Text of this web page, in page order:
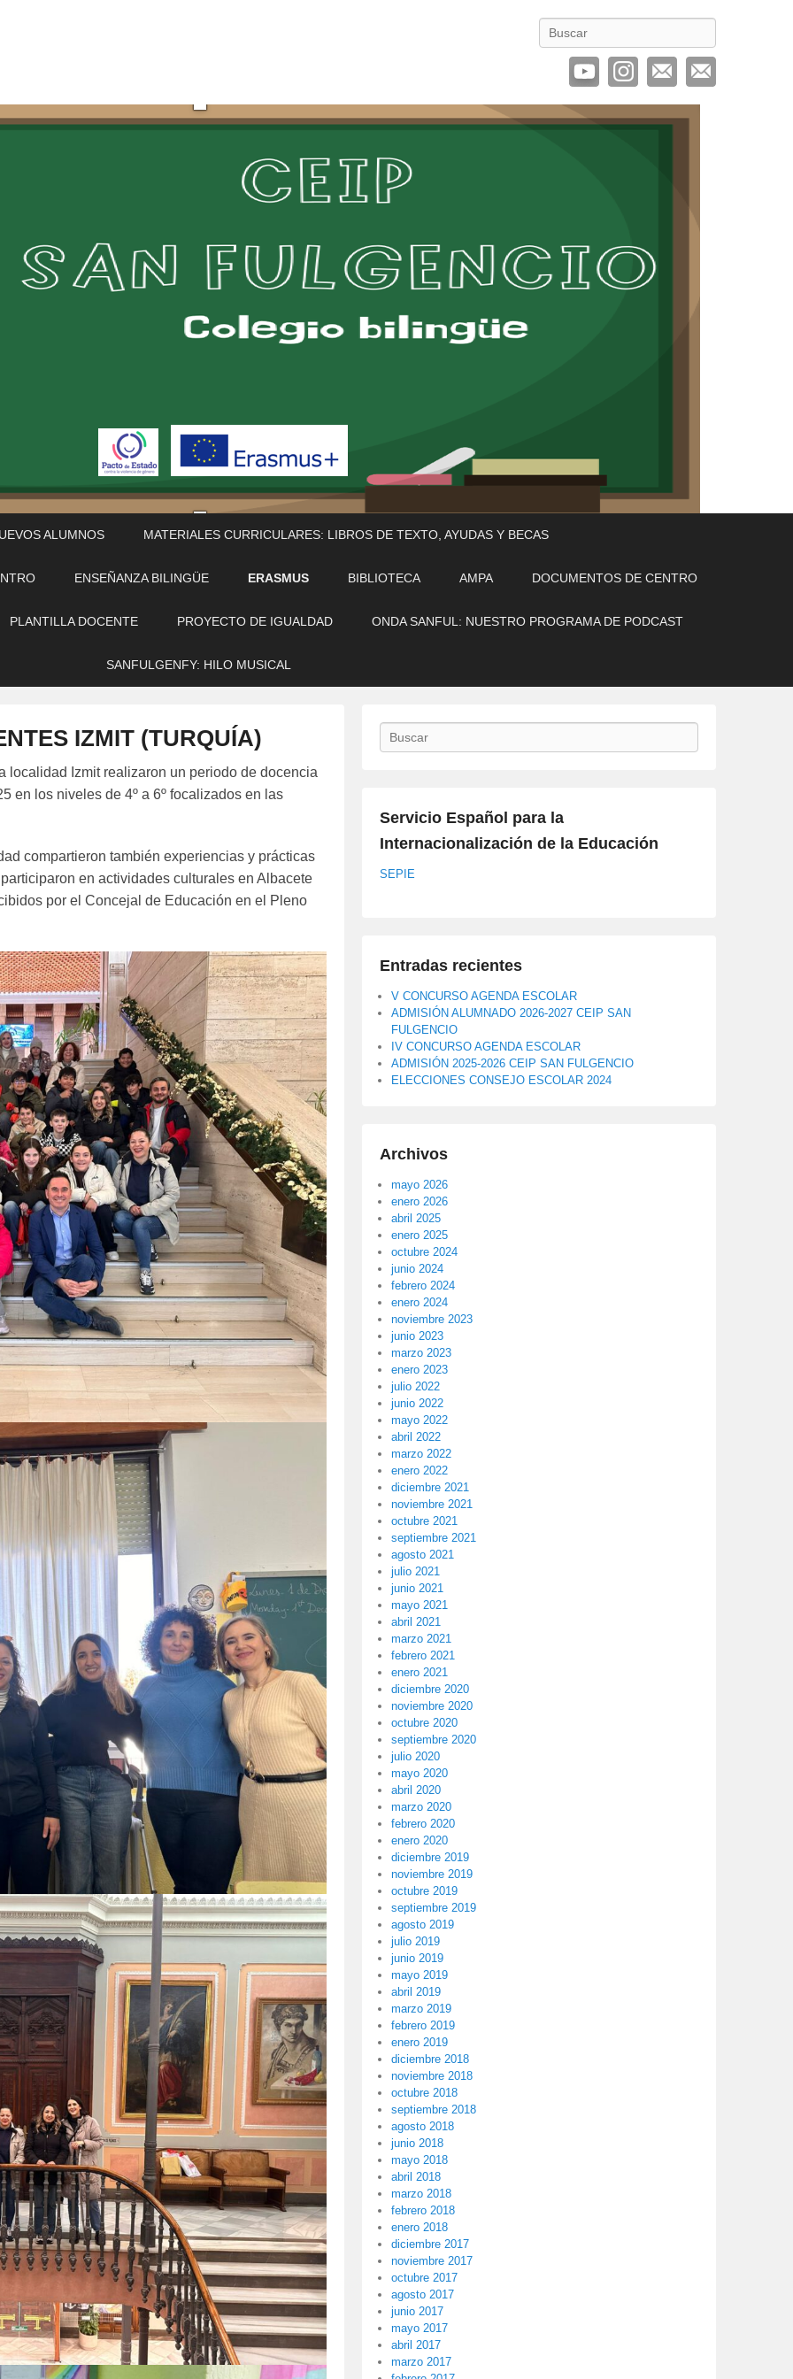
Buscar
ALUMNOS MATERIALES CURRICULARES: LIBROS DE TEXTO, AYUDAS Y BECAS
ENSEÑANZA BILINGÜE ERASMUS BIBLIOTECA AMPA DOCUMENTOS DE CENTRO
PLANTILLA DOCENTE PROYECTO DE IGUALDAD ONDA SANFUL: NUESTRO PROGRAMA DE PODCAST
SANFULGENFY: HILO MUSICAL
IZMIT (TURQUÍA)
localidad Izmit realizaron un periodo de docencia
en los niveles de 4º a 6º focalizados en las
compartieron también experiencias y prácticas
en actividades culturales en Albacete
por el Concejal de Educación en el Pleno
Buscar
Servicio Español para la
Internacionalización de la Educación
SEPIE
Entradas recientes
V CONCURSO AGENDA ESCOLAR
ADMISIÓN ALUMNADO 2026-2027 CEIP SAN
FULGENCIO
IV CONCURSO AGENDA ESCOLAR
ADMISIÓN 2025-2026 CEIP SAN FULGENCIO
ELECCIONES CONSEJO ESCOLAR 2024
Archivos
mayo 2026
enero 2026
abril 2025
enero 2025
octubre 2024
junio 2024
febrero 2024
enero 2024
noviembre 2023
junio 2023
marzo 2023
enero 2023
julio 2022
junio 2022
mayo 2022
abril 2022
marzo 2022
enero 2022
diciembre 2021
noviembre 2021
octubre 2021
septiembre 2021
agosto 2021
julio 2021
junio 2021
mayo 2021
abril 2021
marzo 2021
febrero 2021
enero 2021
diciembre 2020
noviembre 2020
octubre 2020
septiembre 2020
julio 2020
mayo 2020
abril 2020
marzo 2020
febrero 2020
enero 2020
diciembre 2019
noviembre 2019
octubre 2019
septiembre 2019
agosto 2019
julio 2019
junio 2019
mayo 2019
abril 2019
marzo 2019
febrero 2019
enero 2019
diciembre 2018
noviembre 2018
octubre 2018
septiembre 2018
agosto 2018
junio 2018
mayo 2018
abril 2018
marzo 2018
febrero 2018
enero 2018
diciembre 2017
noviembre 2017
octubre 2017
agosto 2017
junio 2017
mayo 2017
abril 2017
marzo 2017